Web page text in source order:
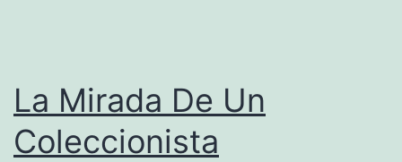
La Mirada De Un
Coleccionista